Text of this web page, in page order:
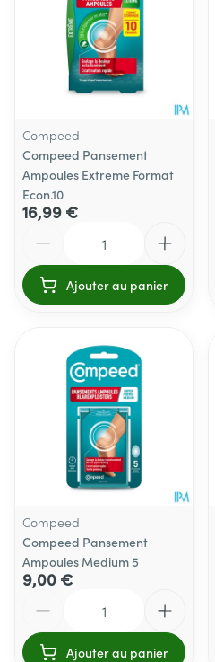
Compeed
Compeed Pansement
Ampoules Extreme Format
Econ.10
16,99 €
Ajouter au panier
Compeed
Compeed Pansement
Ampoules Medium 5
9,00 €
Ajouter au panier